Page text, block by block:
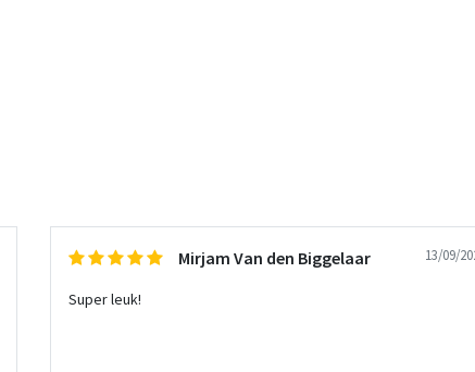
Mirjam Van den Biggelaar 13/09/
Super leuk!